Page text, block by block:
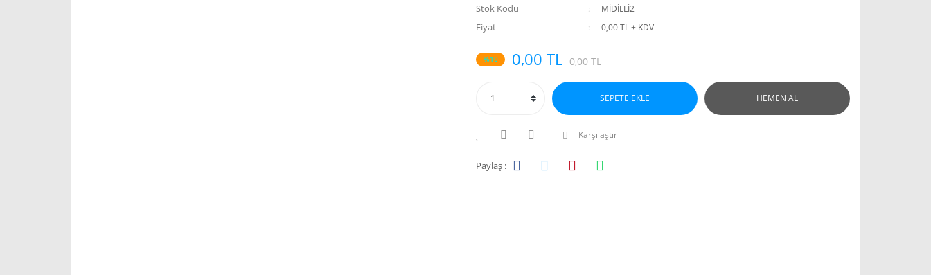
Stok Kodu MİDİLLİ2
Fiyat 0,00 TL + KDV
%10 0,00 TL 0,00 TL
SEPETE EKLE HEMEN AL
Karşılaştır
Paylaş :